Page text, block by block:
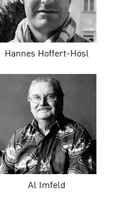
Hannes Hoffert-Hösl
Al Imfeld